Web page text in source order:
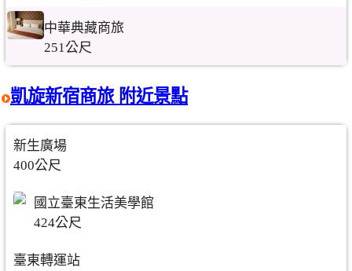
中華典藏商旅
251公尺
凱旋新宿商旅 附近景點
新生廣場
400公尺
國立臺東生活美學館
424公尺
臺東轉運站